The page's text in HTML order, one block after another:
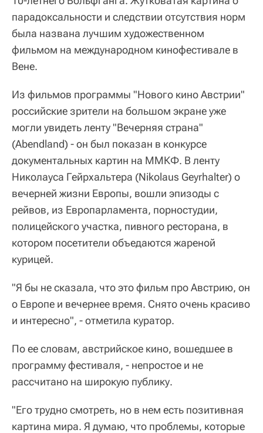
парадоксальности и следствии отсутствия норм
была названа лучшим художественном
фильмом на международном кинофестивале в
Вене.
Из фильмов программы "Нового кино Австрии"
российские зрители на большом экране уже
могли увидеть ленту "Вечерняя страна"
(Abendland) - он был показан в конкурсе
документальных картин на ММКФ. В ленту
Николауса Гейрхальтера (Nikolaus Geyrhalter) о
вечерней жизни Европы, вошли эпизоды с
рейвов, из Европарламента, порностудии,
полицейского участка, пивного ресторана, в
котором посетители объедаются жареной
курицей.
"Я бы не сказала, что это фильм про Австрию, он
о Европе и вечернее время. Снято очень красиво
и интересно", - отметила куратор.
По ее словам, австрийское кино, вошедшее в
программу фестиваля, - непростое и не
рассчитано на широкую публику.
"Его трудно смотреть, но в нем есть позитивная
картина мира. Я думаю, что проблемы, которые